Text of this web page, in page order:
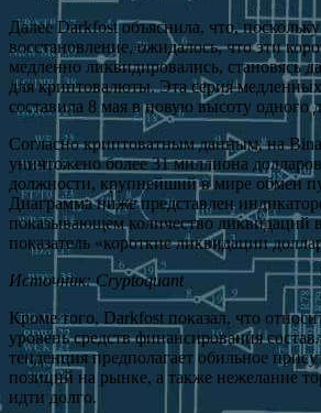
Далее Darkfost объяснила, что,
восстановление, ожидалось, что эти
медленно ликвидировались, становясь
для криптовалюты. Эта серия
составила 8 мая в новую высоту одного
Согласно криптоватным данным, на
уничтожено более 31 миллиона
должности, крупнейший в мире обмен
Диаграмма ниже представлен
показывающем количество
показатель «короткие ликвидации
Источник: Cryptoquant
Кроме того, Darkfost показал, что
уровень средств финансирования
тенденция предполагает обильное
позиций на рынке, а также нежелание
идти долго.